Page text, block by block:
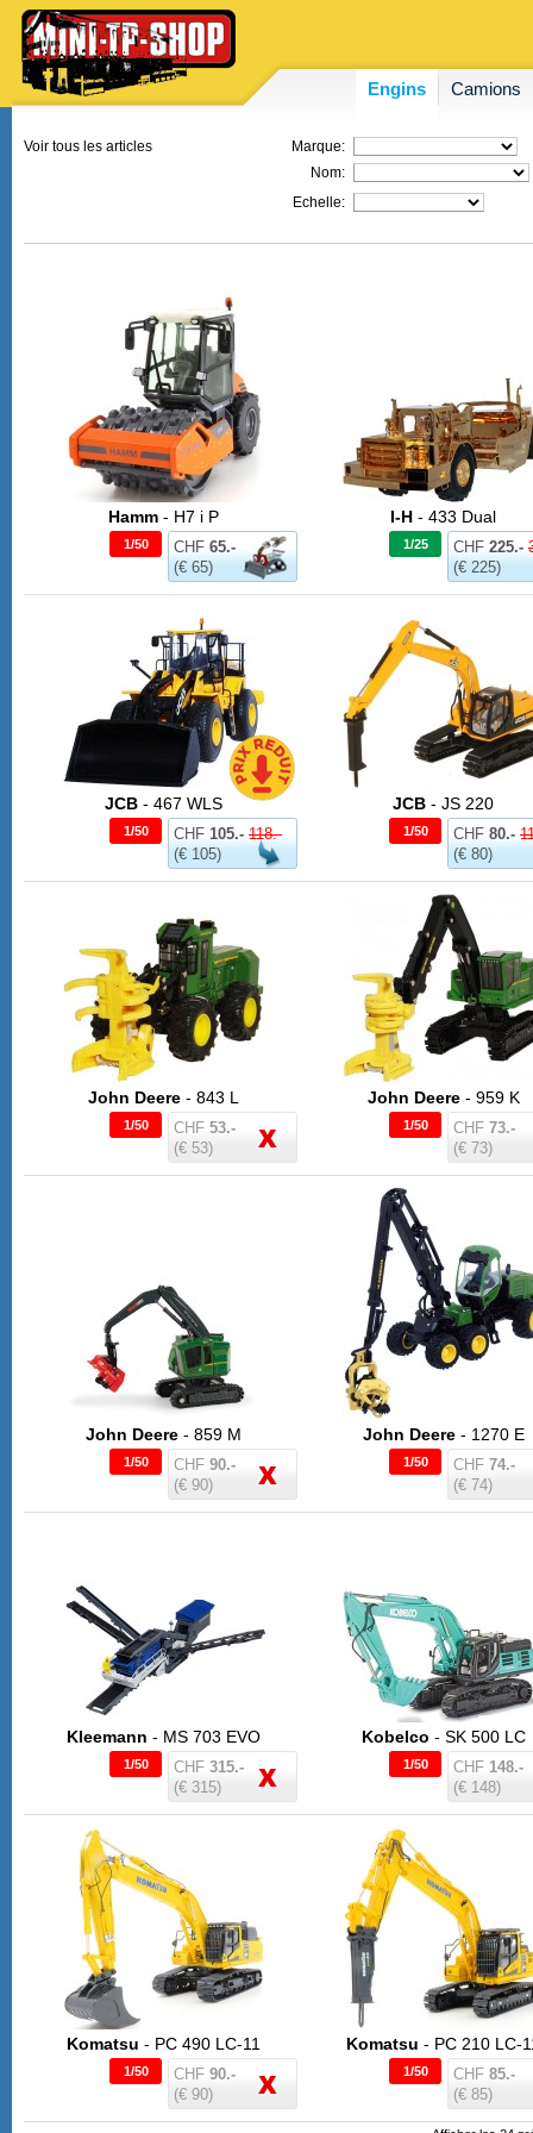
Engins Camions
Voir tous les articles
Marque:
Nom:
Echelle:
Hamm - H7 i P
CHF 65.-
(€ 65)
1/50
I-H - 433 Dual
CHF 225.-
(€ 225)
1/25
JCB - 467 WLS
CHF 105.- 118.-
(€ 105)
1/50
JCB - JS 220
CHF 80.-
(€ 80)
1/50
John Deere - 843 L
CHF 53.-
(€ 53)
1/50
John Deere- 959 K
CHF 73.-
(€ 73)
1/50
John Deere - 859 M
CHF 90.-
(€ 90)
1/50
John Deere- 1270 E
CHF 74.-
(€ 74)
1/50
Kleemann - MS 703 EVO
CHF 315.-
(€ 315)
1/50
Kobelco - SK 500 LC
CHF 148.-
(€ 148)
1/50
Komatsu - PC 490 LC-11
CHF 90.-
(€ 90)
1/50
Komatsu - PC 210 LC-
CHF 85.-
(€ 85)
1/50